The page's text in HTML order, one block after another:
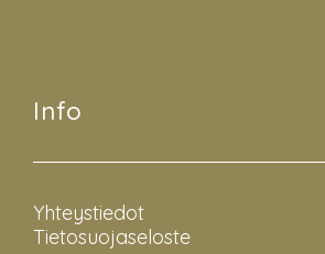
Info
Yhteystiedot
Tietosuojaseloste